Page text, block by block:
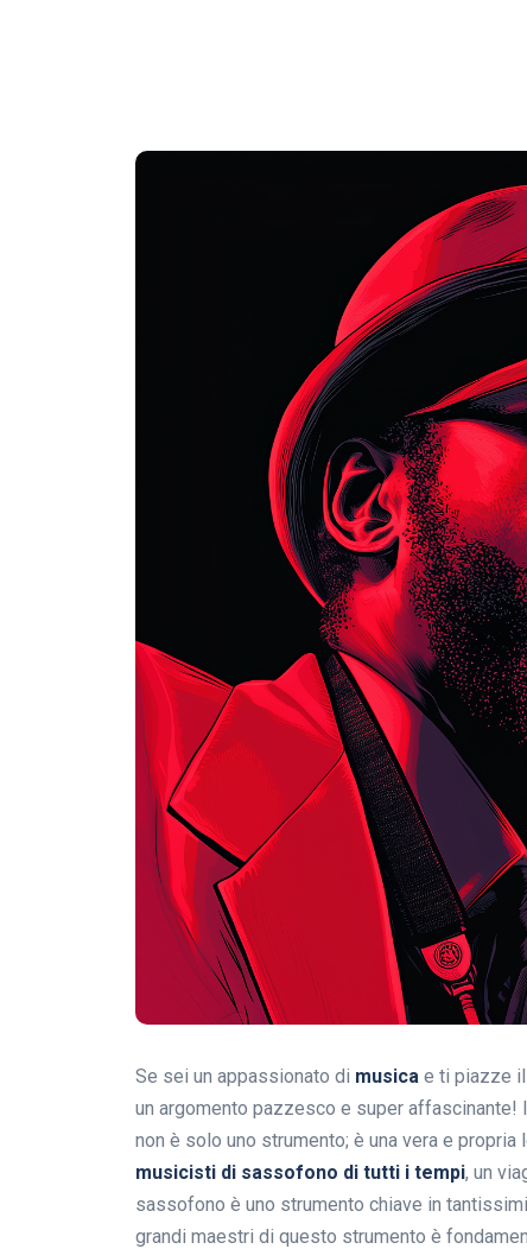
Se sei un appassionato di musica e ti piazze
un argomento pazzesco e super affascinante!
non è solo uno strumento; è una vera e
musicisti di sassofono di tutti i tempi, un
sassofono è uno strumento chiave in
grandi maestri di questo strumento è